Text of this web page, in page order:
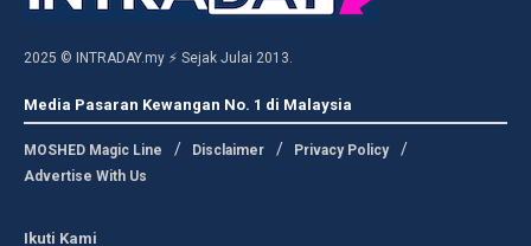
2025 © INTRADAY.my ⚡ Sejak Julai 2013.
Media Pasaran Kewangan No. 1 di Malaysia
MOSHED Magic Line Disclaimer
Privacy Policy
Advertise With Us
Ikuti Kami